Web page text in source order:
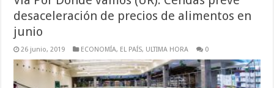
desaceleración de precios de alimentos en
junio
26 junio, 2019 ECONOMÍA, EL PAÍS, ULTIMA HORA 0